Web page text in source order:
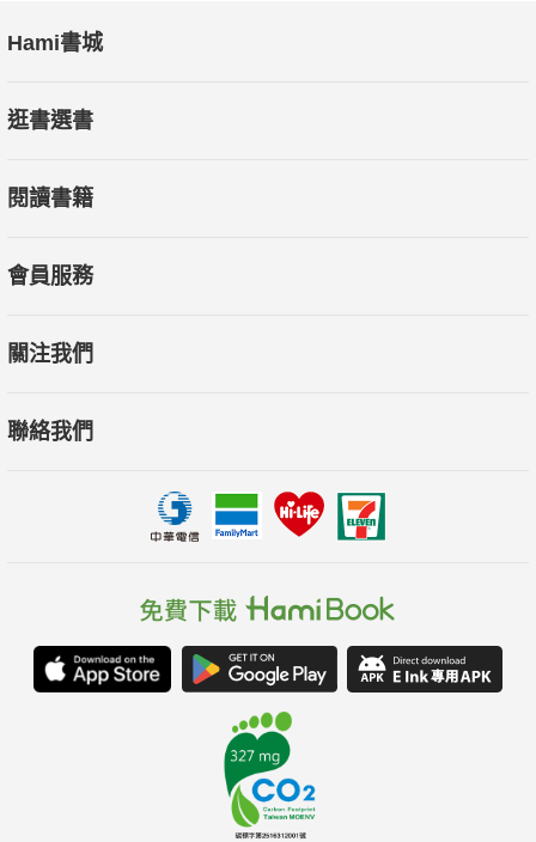
Hami書城
逛書選書
閱讀書籍
會員服務
關注我們
聯絡我們